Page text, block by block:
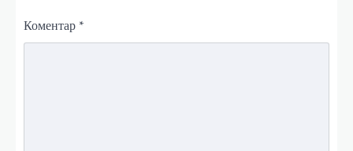
Коментар *